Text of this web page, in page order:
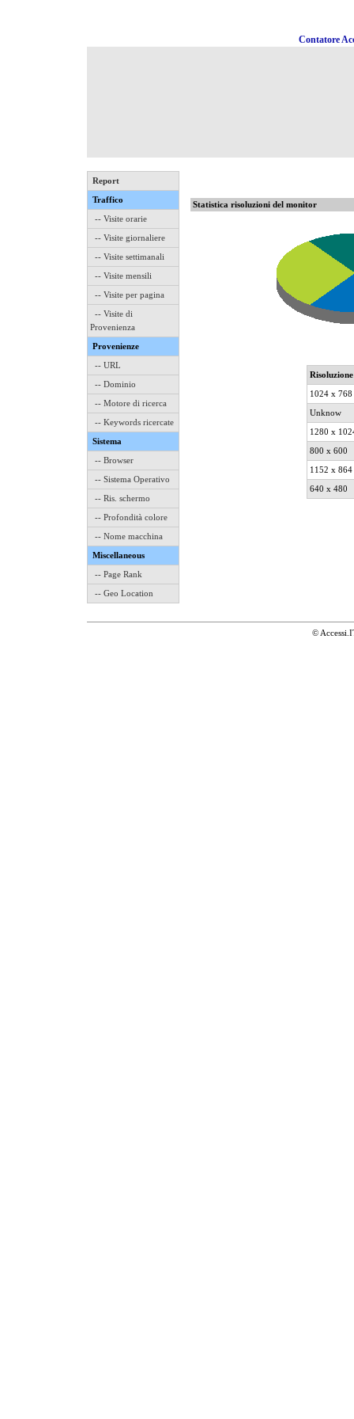
Contatore
Report
Traffico
-- Visite orarie
-- Visite giornaliere
-- Visite settimanali
-- Visite mensili
-- Visite per pagina
-- Visite di
Provenienza
Provenienze
-- URL
-- Dominio
-- Motore di ricerca
-- Keywords ricercate
Sistema
-- Browser
-- Sistema Operativo
-- Ris. schermo
-- Profondità colore
-- Nome macchina
Miscellaneous
-- Page Rank
-- Geo Location
Statistica risoluzioni del monitor
Risoluzione
1024 x 768
Unknow
1280 x
800 x 600
1152 x 864
640 x 480
©